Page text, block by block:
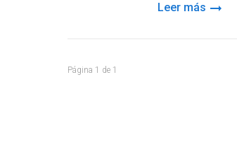
Leer más
Página 1 de 1